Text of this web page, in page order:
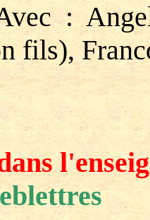
:
fils),